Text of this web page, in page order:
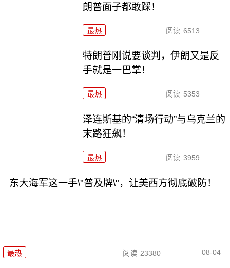
朗普面子都敢踩！
最热 阅读 6513
特朗普刚说要谈判，伊朗又是反
手就是一巴掌！
最热 阅读 5353
泽连斯基的“清场行动”与乌克兰的
末路狂飙！
最热 阅读 3959
东大海军这一手\"普及牌\"，让美西方彻底破防！
最热 阅读 23380 08-04